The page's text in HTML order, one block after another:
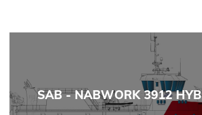
SAB - NABWORK 3912 HYB